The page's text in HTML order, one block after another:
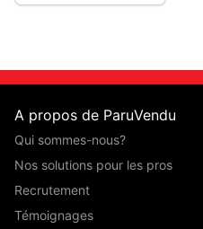
A propos de ParuVendu
Qui sommes-nous?
Nos solutions pour les pros
Recrutement
Témoignages